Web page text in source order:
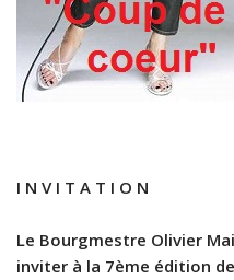
I N V I T A T I O N
Le Bourgmestre Olivier
inviter à la 7ème édition